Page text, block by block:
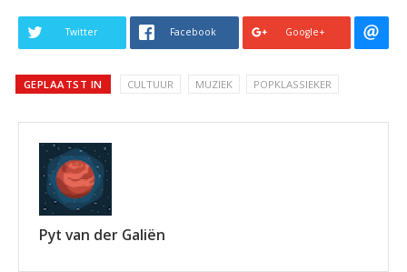
Twitter Facebook Google+
GEPLAATST IN CULTUUR MUZIEK POPKLASSIEKER
Pyt van der Galiën